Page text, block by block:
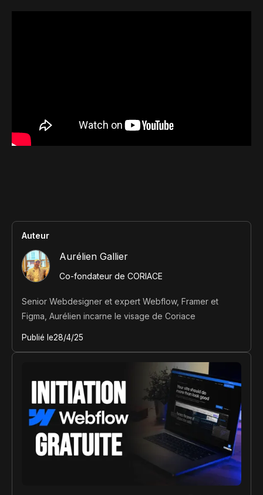
Auteur
Aurélien Gallier
Co-fondateur de CORIACE
Senior Webdesigner et expert Webflow, Framer et
Figma, Aurélien incarne le visage de Coriace
Publié le28/4/25